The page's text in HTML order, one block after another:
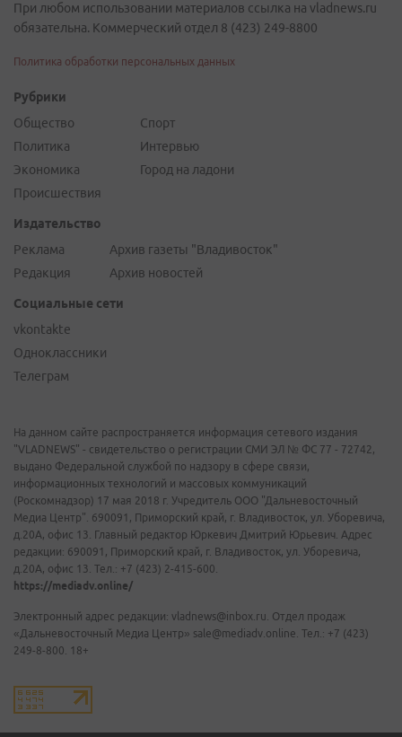
При любом использовании материалов ссылка на vladnews.ru
обязательна. Коммерческий отдел 8 (423) 249-8800
Политика обработки персональных данных
Рубрики
Общество
Политика
Экономика
Происшествия
Спорт
Интервью
Город на ладони
Издательство
Реклама
Редакция
Архив газеты "Владивосток"
Архив новостей
Социальные сети
vkontakte
Одноклассники
Телеграм
На данном сайте распространяется информация сетевого издания
"VLADNEWS" - свидетельство о регистрации СМИ ЭЛ № ФС 77 - 72742,
выдано Федеральной службой по надзору в сфере связи,
информационных технологий и массовых коммуникаций
(Роскомнадзор) 17 мая 2018 г. Учредитель ООО "Дальневосточный
Медиа Центр". 690091, Приморский край, г. Владивосток, ул. Уборевича,
д.20А, офис 13. Главный редактор Юркевич Дмитрий Юрьевич. Адрес
редакции: 690091, Приморский край, г. Владивосток, ул. Уборевича,
д.20А, офис 13. Тел.: +7 (423) 2-415-600.
https://mediadv.online/
Электронный адрес редакции: vladnews@inbox.ru. Отдел продаж
«Дальневосточный Медиа Центр» sale@mediadv.online. Тел.: +7 (423)
249-8-800. 18+